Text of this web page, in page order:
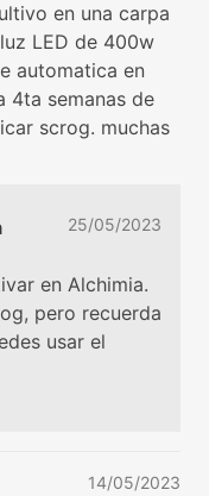
en una carpa
LED de 400w
automatica en
4ta semanas de
scrog. muchas
25/05/2023
en Alchimia.
pero recuerda
usar el
14/05/2023